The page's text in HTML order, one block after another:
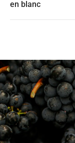
en blanc